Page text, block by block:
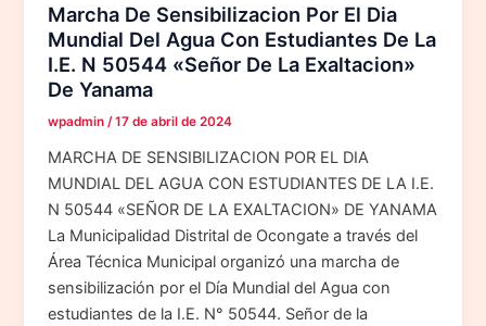
Marcha De Sensibilizacion Por El Dia
Mundial Del Agua Con Estudiantes De La
I.E. N 50544 «Señor De La Exaltacion»
De Yanama
wpadmin/17 de abril de 2024
MARCHA DE SENSIBILIZACION POR EL DIA
MUNDIAL DEL AGUA CON ESTUDIANTES DE LA I.E.
N 50544 «SEÑOR DE LA EXALTACION» DE YANAMA
La Municipalidad Distrital de Ocongate a través del
Área Técnica Municipal organizó una marcha de
sensibilización por el Día Mundial del Agua con
estudiantes de la I.E. N° 50544. Señor de la